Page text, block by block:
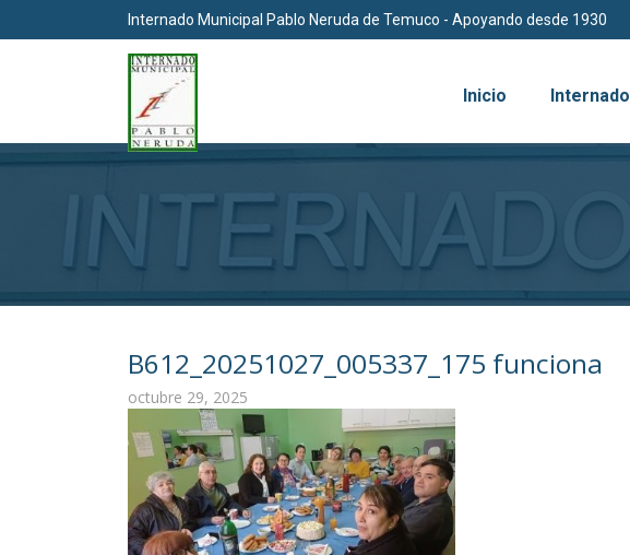
Internado Municipal Pablo Neruda de Temuco - Apoyando desde 1930
Inicio Internado
B612_20251027_005337_175 funciona
octubre 29, 2025